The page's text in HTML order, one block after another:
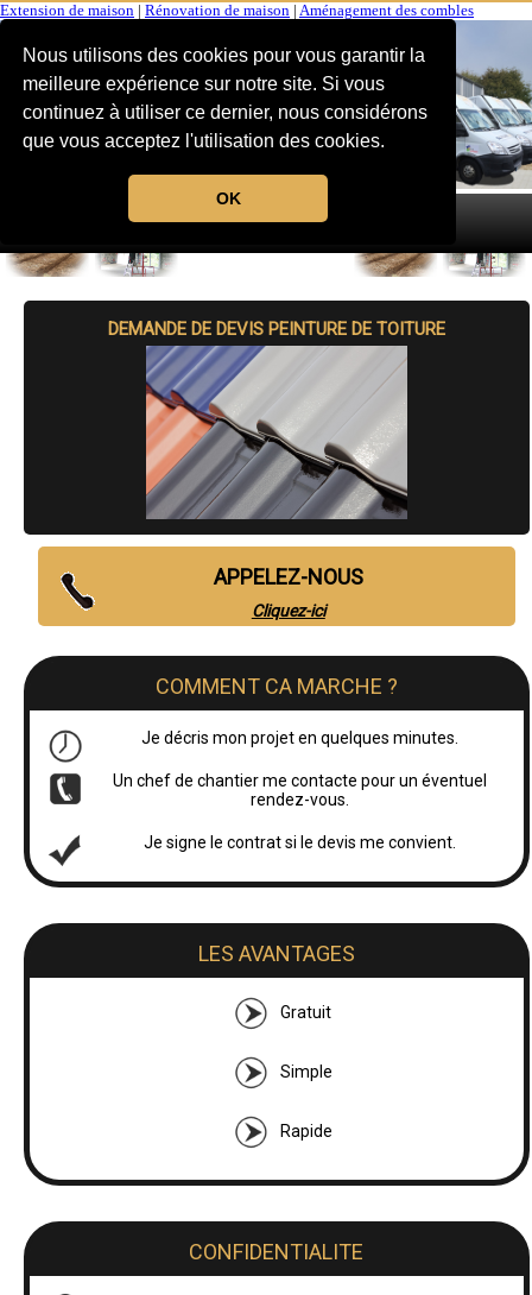
Nous utilisons des cookies pour vous garantir la
meilleure expérience sur notre site. Si vous
continuez à utiliser ce dernier, nous considérons
que vous acceptez l'utilisation des cookies.
OK
Extension de maison Rénovation de maison Aménagement des combles
MENU
DEMANDE DE DEVIS PEINTURE DE TOITURE
APPELEZ-NOUS
Cliquez-ici
COMMENT CA MARCHE ?
Je décris mon projet en quelques minutes.
Un chef de chantier me contacte pour un éventuel
rendez-vous.
Je signe le contrat si le devis me convient.
LES AVANTAGES
Gratuit
Simple
Rapide
CONFIDENTIALITE